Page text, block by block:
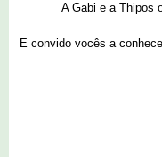
A Gabi e a Thipos
E convido vocês a